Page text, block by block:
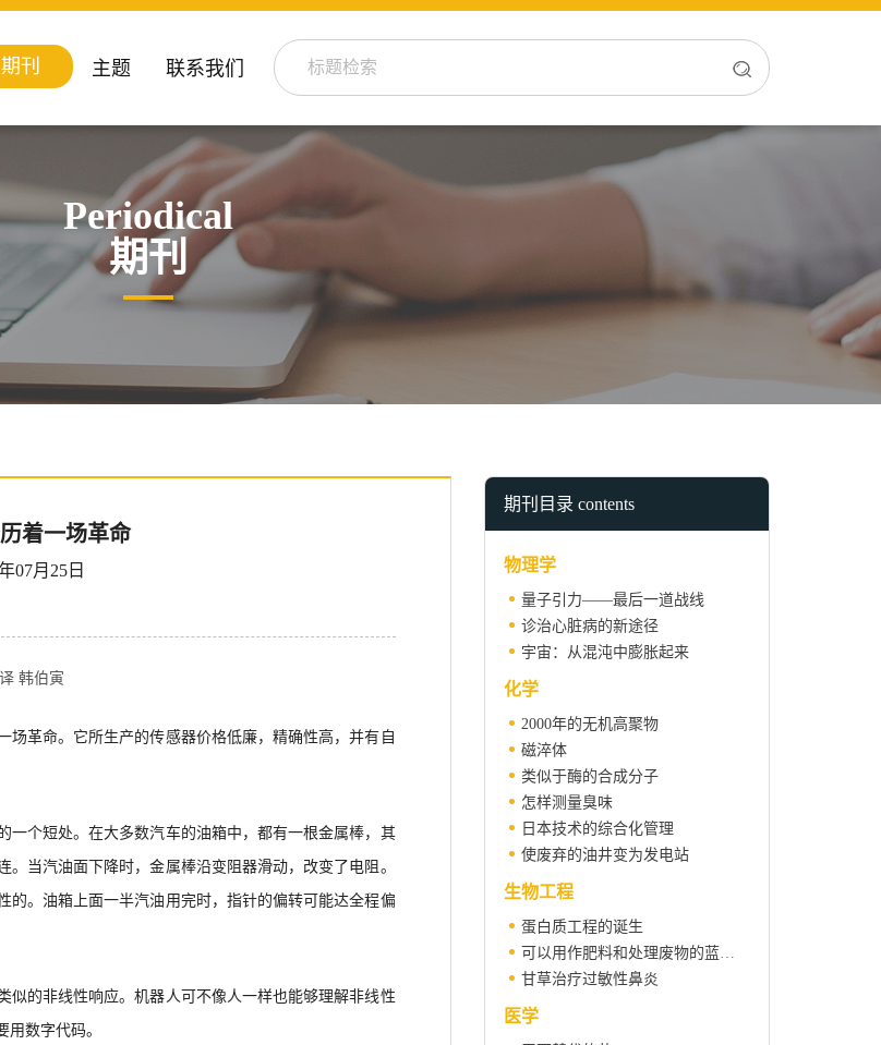
期刊 主题 联系我们
Periodical
期刊
着一场革命
07月25日
韩伯寅
革命。它所生产的传感器价格低廉，精确性高，并有自
个短处。在大多数汽车的油箱中，都有一根金属棒，其
当汽油面下降时，金属棒沿变阻器滑动，改变了电阻。
的。油箱上面一半汽油用完时，指针的偏转可能达全程偏
的非线性响应。机器人可不像人一样也能够理解非线性
数字代码。
期刊目录 contents
物理学
量子引力——最后一道战线
诊治心脏病的新途径
宇宙：从混沌中膨胀起来
化学
2000年的无机高聚物
磁淬体
类似于酶的合成分子
怎样测量臭味
日本技术的综合化管理
使废弃的油井变为发电站
生物工程
蛋白质工程的诞生
可以用作肥料和处理废物的蓝细菌
甘草治疗过敏性鼻炎
医学